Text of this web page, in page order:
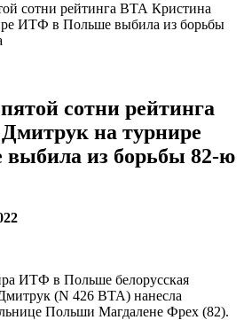
сотни рейтинга ВТА Кристина
ИТФ в Польше выбила из борьбы
сотни рейтинга
на турнире
из борьбы 82-ю
ИТФ в Польше белорусская
(N 426 ВТА) нанесла
Польши Магдалене Фрех (82).